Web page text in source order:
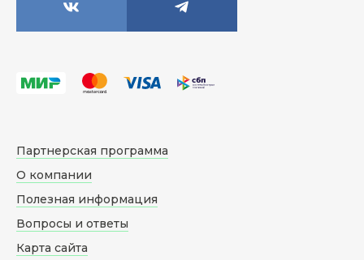
Партнерская программа
О компании
Полезная информация
Вопросы и ответы
Карта сайта